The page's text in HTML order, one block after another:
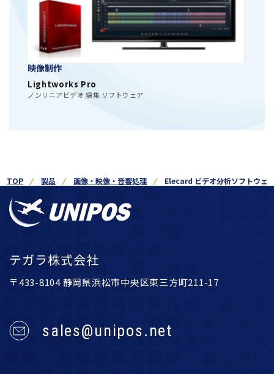
映像制作
Lightworks Pro
ノンリニアビデオ 編集 ソフトウェア
TOP 製品 画像・映像・音響処理 Elecard ビデオ分析ソフトウェ
テガラ株式会社
〒433-8104 静岡県浜松市中央区東三方町211-17
sales@unipos.net